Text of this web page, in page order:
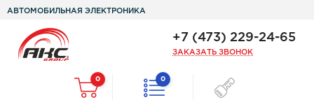
АВТОМОБИЛЬНАЯ ЭЛЕКТРОНИКА
+7 (473) 229-24-65
ЗАКАЗАТЬ ЗВОНОК
0 0